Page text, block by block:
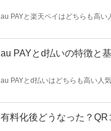
au PAYと楽天ペイはどちらも高
天経済圏のユーザーによく利用
au PAYとd払いの特徴と
au PAYとd払いはどちらも高い人
モのスマホユーザーによく利用
有料化後どうなった？